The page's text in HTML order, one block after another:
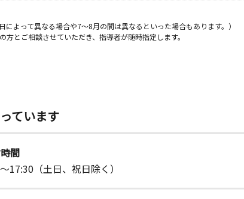
よって異なる場合や7～8月の間は異なるといった場合もあります。）
とご相談させていただき、指導者が随時指定します。
ています
間
17:30（土日、祝日除く）